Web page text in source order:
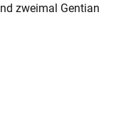
zweimal Gentian